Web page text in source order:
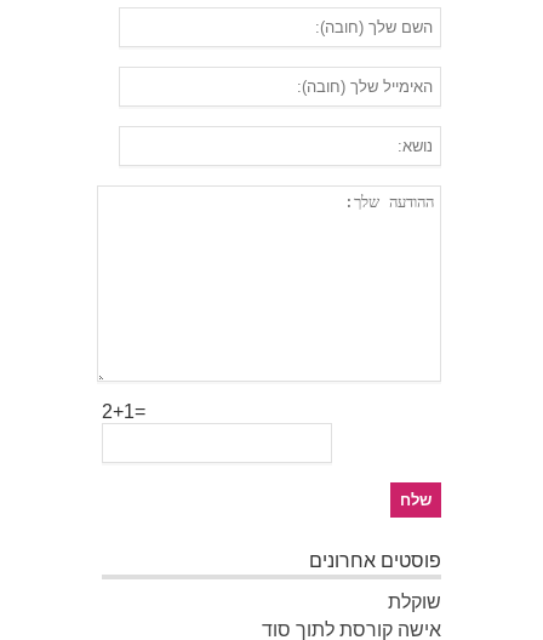
2+1=
פוסטים אחרונים
שוקלת
אישה קורסת לתוך סוד